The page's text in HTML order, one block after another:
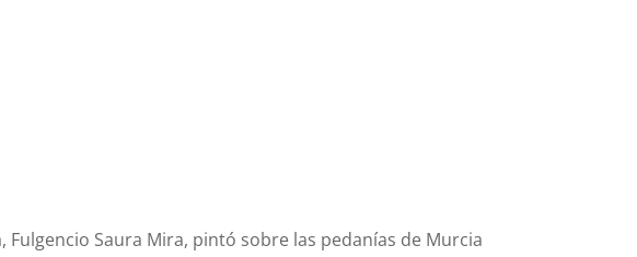
Saura Mira, pintó sobre las pedanías de Murcia